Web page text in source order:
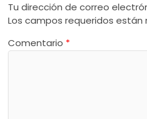
Tu dirección de correo
Los campos requeridos están
Comentario *